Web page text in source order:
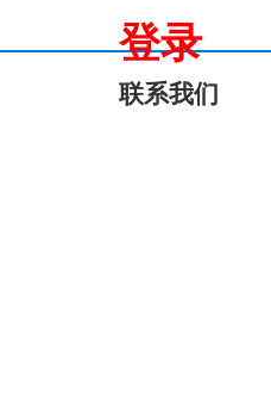
登录
联系我们